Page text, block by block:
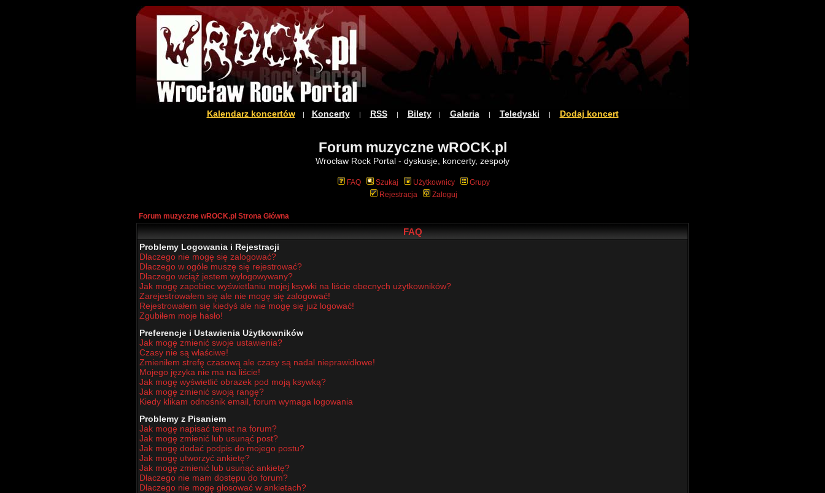
Kalendarz koncertów| Koncerty| RSS| Bilety| Galeria| Teledyski | Dodaj koncert
Forum muzyczne wROCK.pl
Wrocław Rock Portal - dyskusje, koncerty, zespoły
FAQ Szukaj Użytkownicy
Grupy
Rejestracja
Zaloguj
Forum muzyczne wROCK.pl Strona Główna
FAQ
Problemy Logowania i Rejestracji
Dlaczego nie mogę się zalogować?
Dlaczego w ogóle muszę się rejestrować?
Dlaczego wciąż jestem wylogowywany?
Jak mogę zapobiec wyświetlaniu mojej ksywki na liście obecnych użytkowników?
Zarejestrowałem się ale nie mogę się zalogować!
Rejestrowałem się kiedyś ale nie mogę się już logować!
Zgubiłem moje hasło!
Preferencje i Ustawienia Użytkowników
Jak mogę zmienić swoje ustawienia?
Czasy nie są właściwe!
Zmieniłem strefę czasową ale czasy są nadal nieprawidłowe!
Mojego języka nie ma na liście!
Jak mogę wyświetlić obrazek pod moją ksywką?
Jak mogę zmienić swoją rangę?
Kiedy klikam odnośnik email, forum wymaga logowania
Problemy z Pisaniem
Jak mogę napisać temat na forum?
Jak mogę zmienić lub usunąć post?
Jak mogę dodać podpis do mojego postu?
Jak mogę utworzyć ankietę?
Jak mogę zmienić lub usunąć ankietę?
Dlaczego nie mam dostępu do forum?
Dlaczego nie mogę głosować w ankietach?